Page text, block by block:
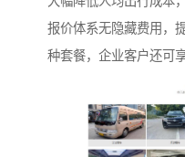
报价体系无隐藏费用，
种套餐，企业客户还可